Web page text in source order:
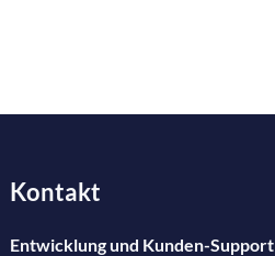
Kontakt
Entwicklung und Kunden-Support